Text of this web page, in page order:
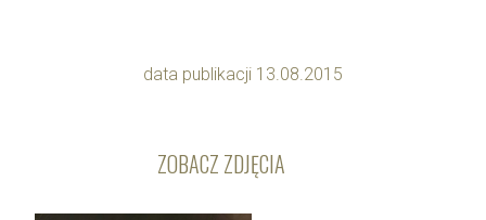
data publikacji 13.08.2015
ZOBACZ ZDJĘCIA